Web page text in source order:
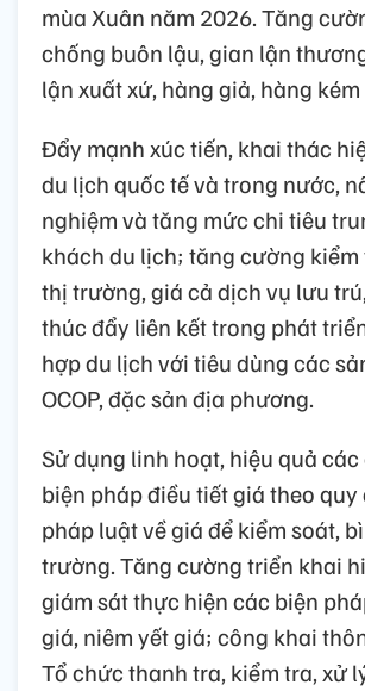
mùa Xuân năm 2026. Tăng
chống buôn lậu, gian lận
lận xuất xứ, hàng giả, hàng
Đẩy mạnh xúc tiến, khai thác
du lịch quốc tế và trong nước,
nghiệm và tăng mức chi tiêu
khách du lịch; tăng cường kiểm
thị trường, giá cả dịch vụ lưu
thúc đẩy liên kết trong phát
hợp du lịch với tiêu dùng các
OCOP, đặc sản địa phương.
Sử dụng linh hoạt, hiệu quả
biện pháp điều tiết giá theo quy
pháp luật về giá để kiểm soát,
trường. Tăng cường triển khai
giám sát thực hiện các biện
giá, niêm yết giá; công khai
Tổ chức thanh tra, kiểm tra, xử